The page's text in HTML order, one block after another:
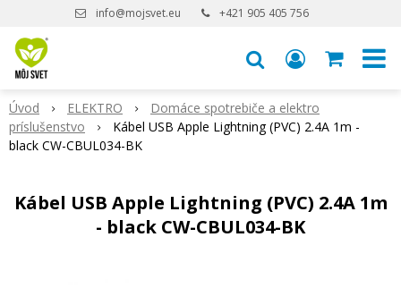
info@mojsvet.eu +421 905 405 756
Úvod ELEKTRO
Domáce spotrebiče a elektro
príslušenstvo
Kábel USB Apple Lightning (PVC) 2.4A 1m -
black CW-CBUL034-BK
Kábel USB Apple Lightning (PVC) 2.4A 1m
- black CW-CBUL034-BK